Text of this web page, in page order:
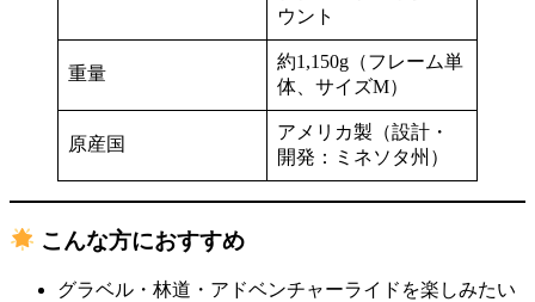
ウント
重量
約1,150g（フレーム単
体、サイズM）
原産国
アメリカ製（設計・
開発：ミネソタ州）
こんな方におすすめ
グラベル・林道・アドベンチャーライドを楽しみたい